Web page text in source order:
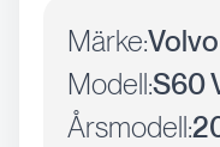
Märke:Volvo
Modell:S60
Årsmodell: